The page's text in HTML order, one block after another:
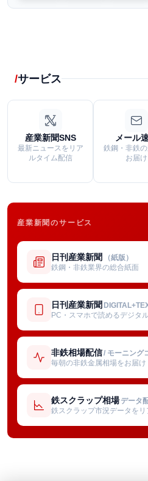
サービス
産業新聞SNS
最新ニュースをリア
ルタイム配信
メール
鉄鋼・非鉄
お届け
産業新聞のサービス
日刊産業新聞 （紙版）
鉄鋼・非鉄業界の総合紙面
日刊産業新聞
PC・スマホで読めるデジタ
非鉄相場配信/ モーニング
毎朝の非鉄金属相場をお届け
鉄スクラップ相場 データ
鉄スクラップ市況データを